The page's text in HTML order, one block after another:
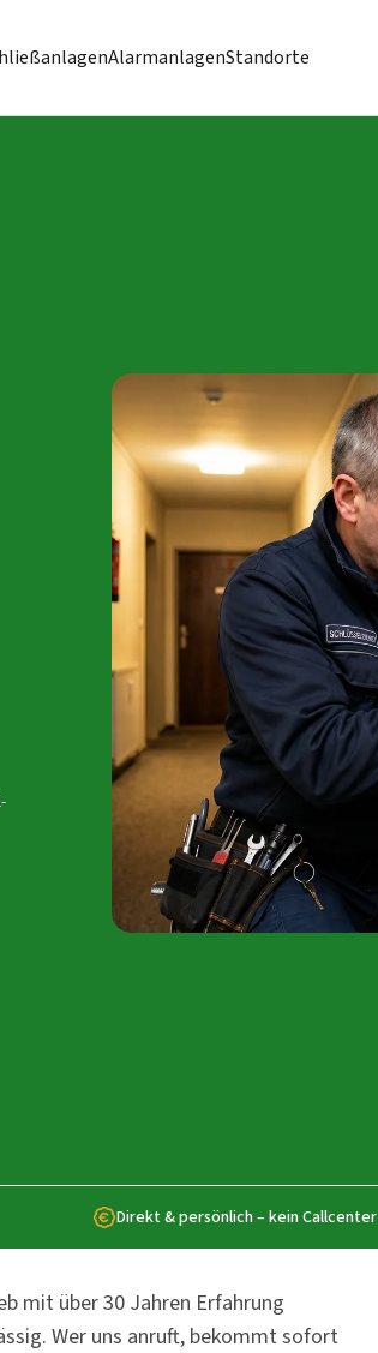
AlarmanlagenStandorte
Direkt & persönlich – kein Callcenter
mit über 30 Jahren Erfahrung
Wer uns anruft, bekommt sofort